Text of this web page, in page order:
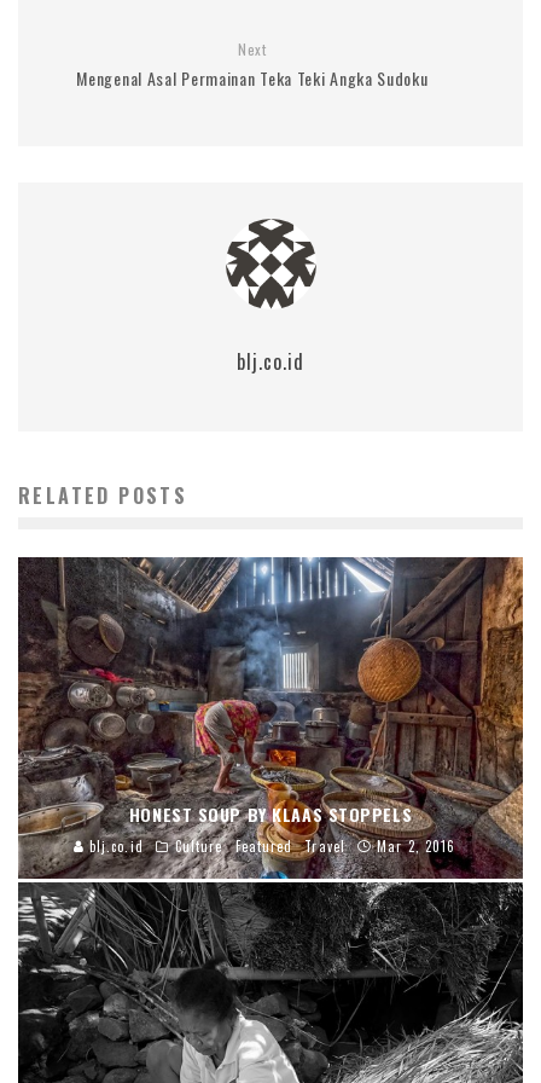
Next
Mengenal Asal Permainan Teka Teki Angka Sudoku
blj.co.id
RELATED POSTS
HONEST SOUP BY KLAAS STOPPELS
blj.co.id Culture Featured Travel Mar 2, 2016